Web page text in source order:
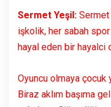
Sermet Yeşil: Sermet
işkolik, her sabah spor
hayal eden bir hayalci
Oyuncu olmaya çocuk
Biraz aklım başıma